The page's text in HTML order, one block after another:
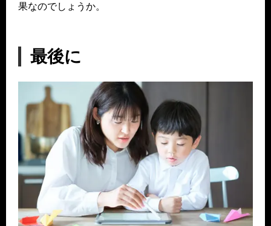
果なのでしょうか。
最後に